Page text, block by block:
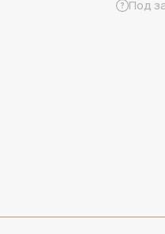
Под